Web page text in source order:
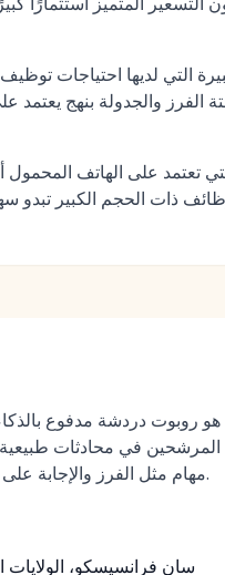
التي لديها احتياجات
الفرز والجدولة بنهج يعتمد
المرشحين في محادثات طبيعية
مهام مثل الفرز والإجابة على الأسئلة وجدولة المقابلات.
سان فرانسيسكو، الولايات